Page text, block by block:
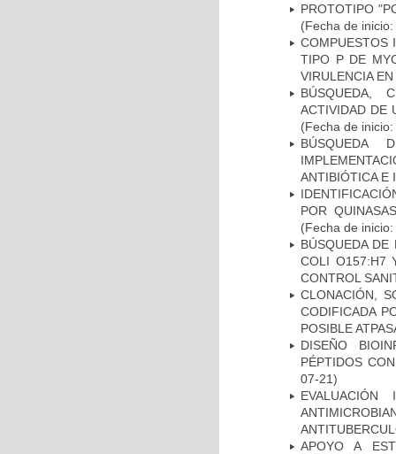
PROTOTIPO
(Fecha de
COMPUESTOS
TIPO P DE
VIRULENCIA
BÚSQUEDA,
ACTIVIDAD DE
(Fecha de
BÚSQUEDA
ANTIBIÓTICA E
POR
(Fecha de
BÚSQUEDA DE
COLI O157:H7
CONTROL
CLONACIÓN,
CODIFICADA
POSIBLE
DISEÑO
PÉPTIDOS
07-21)
APOYO A